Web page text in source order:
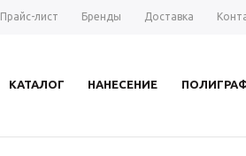
Прайс-лист Бренды Доставка
КАТАЛОГ НАНЕСЕНИЕ